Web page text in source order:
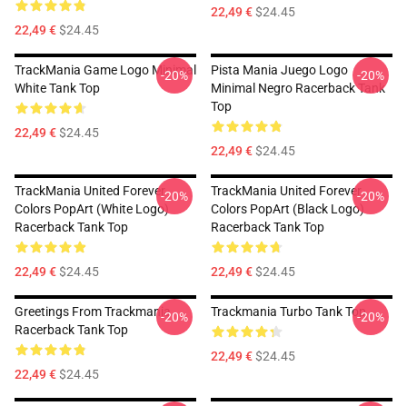
22,49 €$24.45
22,49 €$24.45
TrackMania Game Logo Minimal
White Tank Top
22,49 €$24.45
-20%
Pista Mania Juego Logo
Minimal Negro Racerback Tank
Top
22,49 €$24.45
-20%
TrackMania United Forever
Colors PopArt (White Logo)
Racerback Tank Top
22,49 €$24.45
-20%
TrackMania United Forever
Colors PopArt (Black Logo)
Racerback Tank Top
22,49 €$24.45
-20%
Greetings From Trackmania
Racerback Tank Top
22,49 €$24.45
-20% Trackmania Turbo Tank Top
22,49 €$24.45
-20%